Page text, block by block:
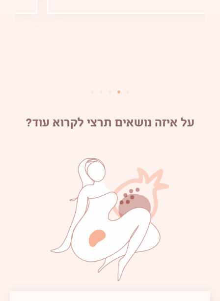
על איזה נושאים תרצי לקרוא עוד?